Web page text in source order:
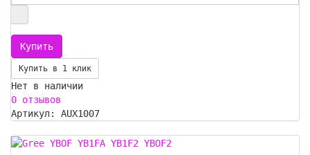
Купить в 1 клик
Нет в наличии
0 отзывов
Артикул: AUX1007